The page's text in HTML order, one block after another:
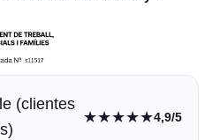
(clientes
★★★★★4,9/5